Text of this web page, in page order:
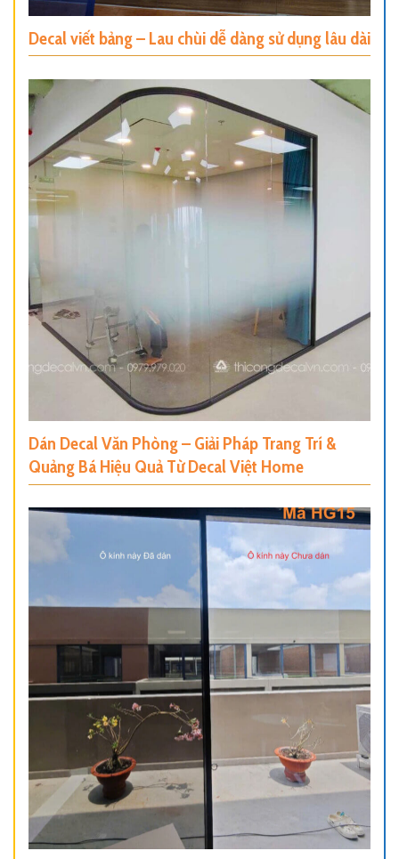
Decal viết bảng – Lau chùi dễ dàng sử dụng lâu dài
Dán Decal Văn Phòng – Giải Pháp Trang Trí &
Quảng Bá Hiệu Quả Từ Decal Việt Home